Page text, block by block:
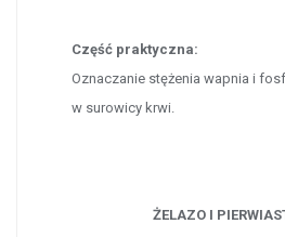
Część praktyczna:
Oznaczanie stężenia wapnia i
w surowicy krwi.
ŻELAZO I